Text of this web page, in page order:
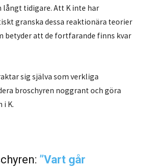
tidigare. Att K inte har
granska dessa reaktionära teorier
betyder att de fortfarande finns kvar
sig själva som verkliga
broschyren noggrant och göra
i K.
”Vart går